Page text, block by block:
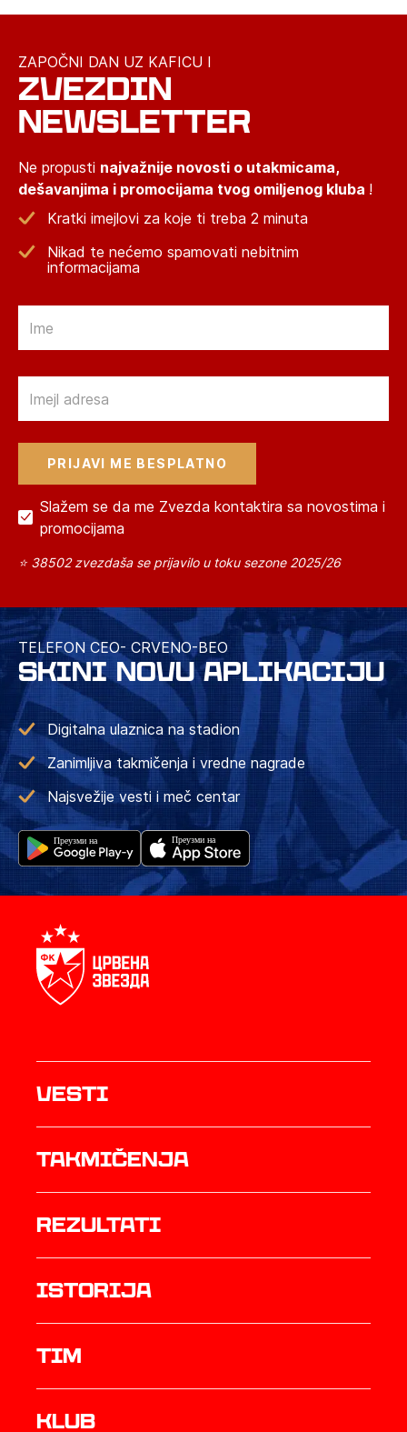
ZAPOČNI DAN UZ KAFICU I
ZVEZDIN
NEWSLETTER
Ne propusti najvažnije novosti o utakmicama,
dešavanjima i promocijama tvog omiljenog kluba !
Kratki imejlovi za koje ti treba 2 minuta
Nikad te nećemo spamovati nebitnim
informacijama
Slažem se da me Zvezda kontaktira sa novostima i
promocijama
⭐ 38502 zvezdaša se prijavilo u toku sezone 2025/26
TELEFON CEO- CRVENO-BEO
SKINI NOVU APLIKACIJU
Digitalna ulaznica na stadion
Zanimljiva takmičenja i vredne nagrade
Najsvežije vesti i meč centar
Vesti
Takmičenja
rezultati
istorija
TIM
Klub